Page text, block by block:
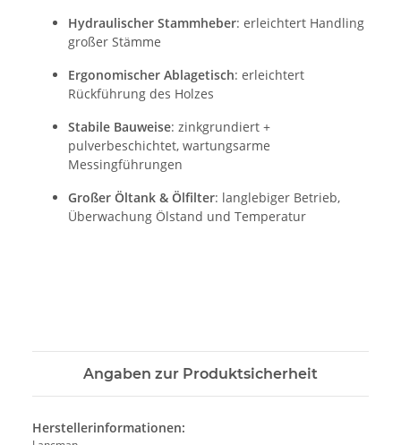
Hydraulischer Stammheber: erleichtert Handling
großer Stämme
Ergonomischer Ablagetisch: erleichtert
Rückführung des Holzes
Stabile Bauweise: zinkgrundiert +
pulverbeschichtet, wartungsarme
Messingführungen
Großer Öltank & Ölfilter: langlebiger Betrieb,
Überwachung Ölstand und Temperatur
Angaben zur Produktsicherheit
Herstellerinformationen: